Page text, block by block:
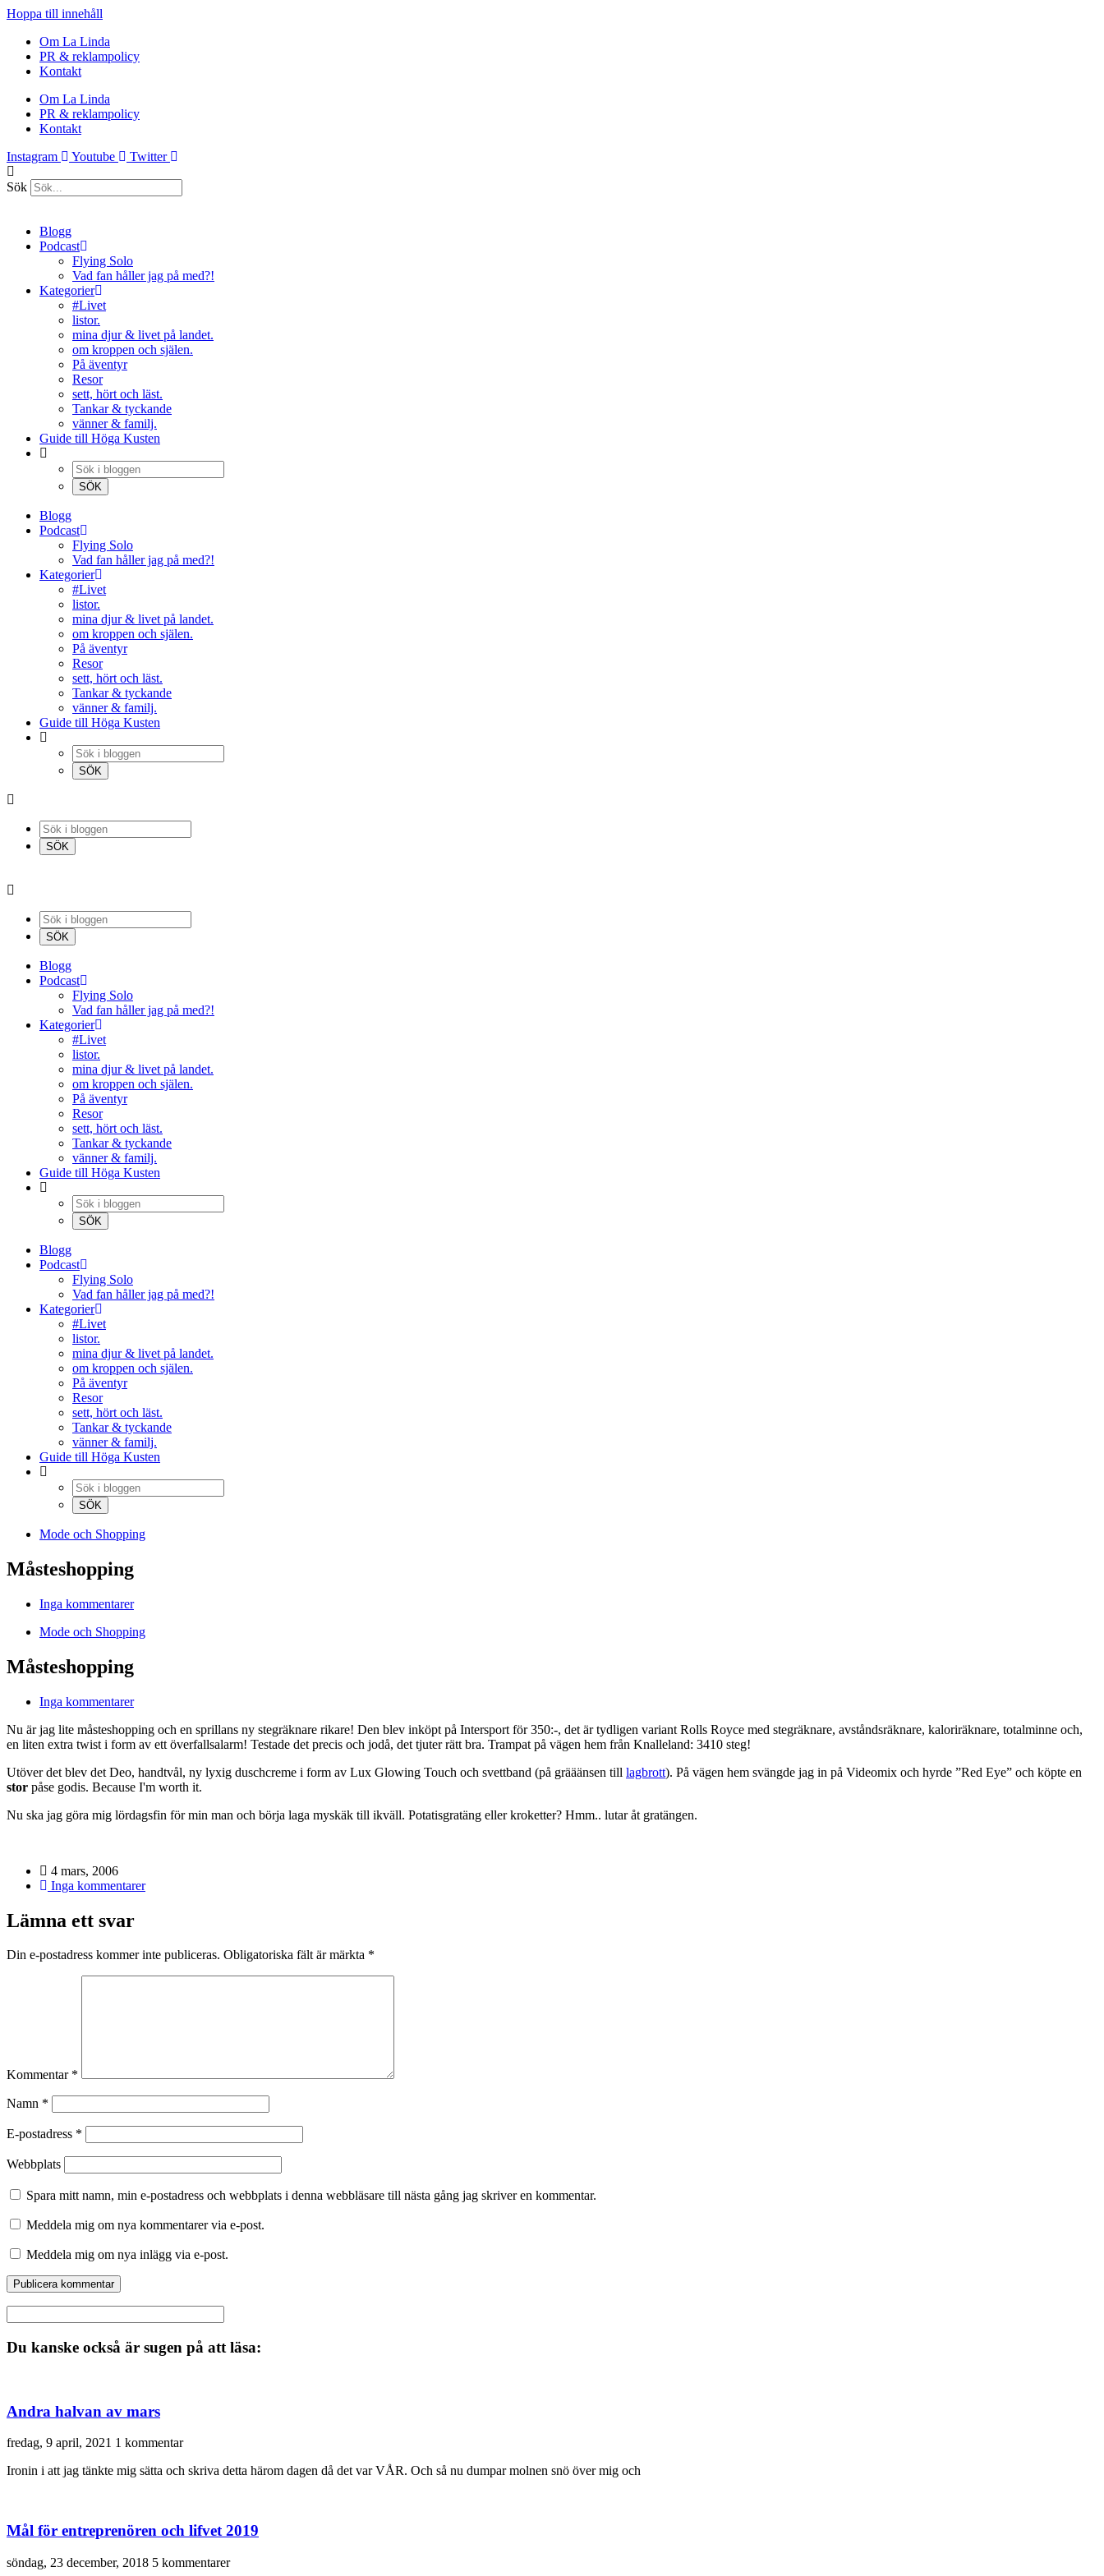
Hoppa till innehåll
Om La Linda
PR & reklampolicy
Kontakt
Om La Linda
PR & reklampolicy
Kontakt
Instagram
Youtube Twitter
Sök
Blogg
Podcast
Flying Solo
Vad fan håller jag på med?!
Kategorier
#Livet
listor.
mina djur & livet på landet.
om kroppen och själen.
På äventyr
Resor
sett, hört och läst.
Tankar & tyckande
vänner & familj.
Guide till Höga Kusten
Blogg
Podcast
Flying Solo
Vad fan håller jag på med?!
Kategorier
#Livet
listor.
mina djur & livet på landet.
om kroppen och själen.
På äventyr
Resor
sett, hört och läst.
Tankar & tyckande
vänner & familj.
Guide till Höga Kusten
Blogg
Podcast
Flying Solo
Vad fan håller jag på med?!
Kategorier
#Livet
listor.
mina djur & livet på landet.
om kroppen och själen.
På äventyr
Resor
sett, hört och läst.
Tankar & tyckande
vänner & familj.
Guide till Höga Kusten
Blogg
Podcast
Flying Solo
Vad fan håller jag på med?!
Kategorier
#Livet
listor.
mina djur & livet på landet.
om kroppen och själen.
På äventyr
Resor
sett, hört och läst.
Tankar & tyckande
vänner & familj.
Guide till Höga Kusten
Mode och Shopping
Måsteshopping
Inga kommentarer
Mode och Shopping
Måsteshopping
Inga kommentarer
Nu är jag lite måsteshopping och en sprillans ny stegräknare rikare! Den blev inköpt på Intersport för 350:-, det är tydligen variant Rolls Royce med stegräknare, avståndsräknare, kaloriräknare, totalminne och,
en liten extra twist i form av ett överfallsalarm! Testade det precis och jodå, det tjuter rätt bra. Trampat på vägen hem från Knalleland: 3410 steg!
Utöver det blev det Deo, handtvål, ny lyxig duschcreme i form av Lux Glowing Touch och svettband (på grääänsen till lagbrott). På vägen hem svängde jag in på Videomix och hyrde ”Red Eye” och köpte en
stor påse godis. Because I'm worth it.
Nu ska jag göra mig lördagsfin för min man och börja laga myskäk till ikväll. Potatisgratäng eller kroketter? Hmm.. lutar åt gratängen.
4 mars, 2006
Inga kommentarer
Lämna ett svar
Din e-postadress kommer inte publiceras. Obligatoriska fält är märkta *
Kommentar *
Namn *
E-postadress *
Webbplats
Spara mitt namn, min e-postadress och webbplats i denna webbläsare till nästa gång jag skriver en kommentar.
Meddela mig om nya kommentarer via e-post.
Meddela mig om nya inlägg via e-post.
Du kanske också är sugen på att läsa:
Andra halvan av mars
fredag, 9 april, 2021 1 kommentar
Ironin i att jag tänkte mig sätta och skriva detta härom dagen då det var VÅR. Och så nu dumpar molnen snö över mig och
Mål för entreprenören och lifvet 2019
söndag, 23 december, 2018 5 kommentarer